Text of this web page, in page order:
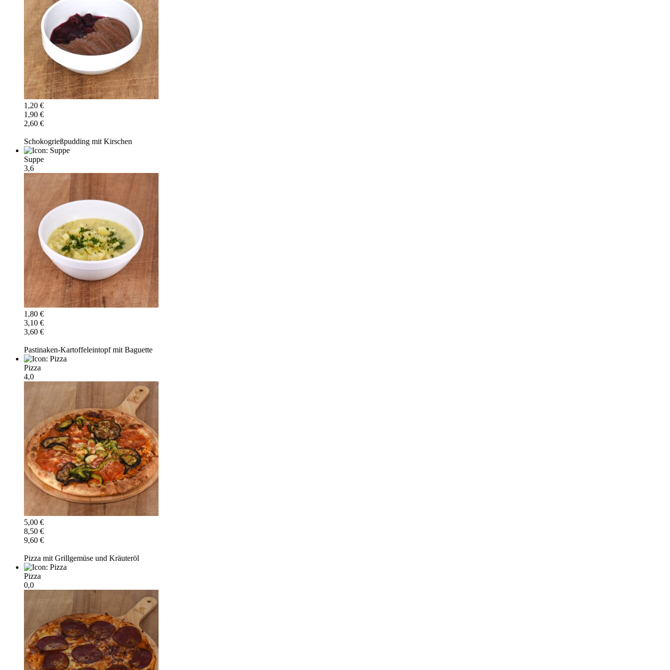
1,20 €
1,90 €
2,60 €
Schokogrießpudding mit Kirschen
Suppe
3,6
1,80 €
3,10 €
3,60 €
Pastinaken-Kartoffeleintopf mit Baguette
Pizza
4,0
5,00 €
8,50 €
9,60 €
Pizza mit Grillgemüse und Kräuteröl
Pizza
0,0